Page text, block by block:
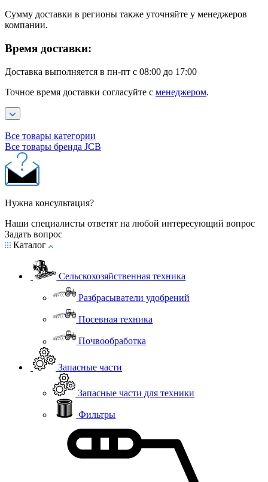
Сумму доставки в регионы также уточняйте у менеджеров
компании.
Время доставки:
Доставка выполняется в пн-пт с 08:00 до 17:00
Точное время доставки согласуйте с менеджером.
Все товары категории
Все товары бренда JCB
Нужна консультация?
Наши специалисты ответят на любой интересующий вопрос
Задать вопрос
Каталог
Сельскохозяйственная техника
Разбрасыватели удобрений
Посевная техника
Почвообработка
Запасные части
Запасные части для техники
Фильтры